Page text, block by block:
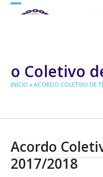
Skip
Open
Close
o Coletivo
INÍCIO »ACORDO COLETIVO DE
Acordo
2017/2018